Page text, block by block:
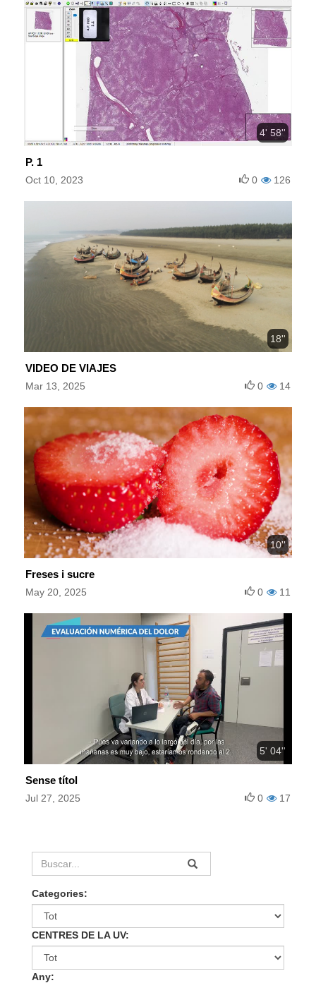
4' 58''
P. 1
Oct 10, 2023 126
0
18''
VIDEO DE VIAJES
Mar 13, 2025 14
0
10''
Freses i sucre
May 20, 2025 11
0
5' 04''
Sense títol
Jul 27, 2025 17
0
Categories:
CENTRES DE LA UV:
Any: